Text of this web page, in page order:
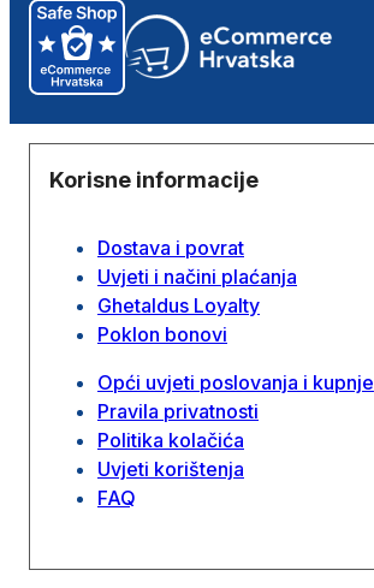
Korisne informacije
Dostava i povrat
Uvjeti i načini plaćanja
Ghetaldus Loyalty
Poklon bonovi
Opći uvjeti poslovanja i kupnje
Pravila privatnosti
Politika kolačića
Uvjeti korištenja
FAQ